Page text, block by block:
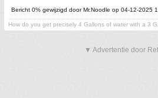
Bericht 0% gewijzigd door Mr.Noodle op 04-12-2025
How do you get precisely 4 Gallons of water with a 3
▼ Advertentie door